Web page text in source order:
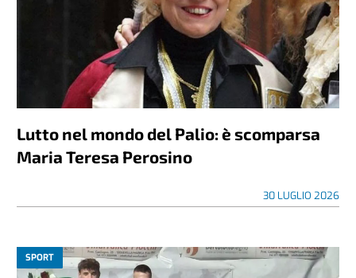
Lutto nel mondo del Palio: è scomparsa
Maria Teresa Perosino
30 LUGLIO 2026
SPORT